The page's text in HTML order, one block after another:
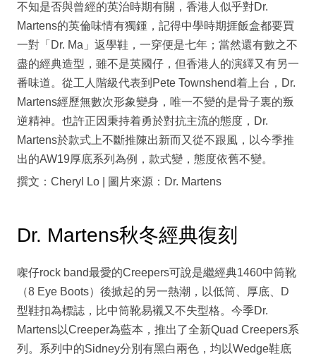
不知是否與曾經的英治時期有關，香港人似乎對Dr.
Martens的英倫味情有獨鍾，記得中學時期捱飯盒都要買
一對「Dr. Ma」返學鞋，一穿便是七年；當然還有數之不
盡的經典造型，雖不是英國仔，但香港人的演繹又有另一
番味道。從工人階級代表到Pete Townshend着上台，Dr.
Martens經歷無數次形象變身，唯一不變的是骨子裏的叛
逆精神。也許正因秉持着勇於對抗主流的態度，Dr.
Martens於款式上不斷推陳出新而又從不跟風，以今季推
出的AW19厚底系列為例，款式變，態度依舊不變。
撰文：Cheryl Lo | 圖片來源：Dr. Martens
Dr. Martens秋冬經典復刻
㗎仔rock band最愛的Creepers可說是繼經典1460中筒靴
（8 Eye Boots）後掀起的另一熱潮，以低筒、厚底、D
型鞋扣為標誌，比中筒靴易襯又不失型格。今季Dr.
Martens以Creeper為藍本，推出了全新Quad Creepers系
列。系列中的Sidney分別有黑白兩色，均以Wedge鞋底